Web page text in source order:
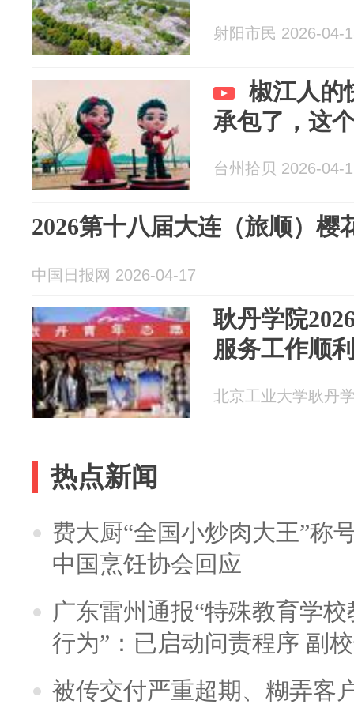
射阳市民 2026-04-
椒江人的
承包了，这
台州拾贝 2026-04-
2026第十八届大连（旅顺）樱
中国日报网 2026-04-17
耿丹学院
服务工作顺
北京工业大学耿丹
热点新闻
费大厨“全国小炒肉大王”称
中国烹饪协会回应
广东雷州通报“特殊教育学
行为”：已启动问责程序 副
被传交付严重超期、糊弄客